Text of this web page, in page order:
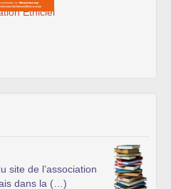
Éthiciel
site de l’association
dans la (…)